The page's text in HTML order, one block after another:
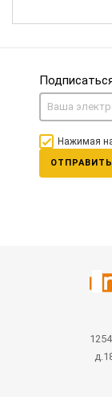
Нажимая
ОТПРАВИТЬ